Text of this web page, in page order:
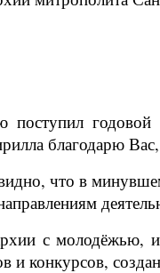
годовой
благодарю
что в
с молодёжью,
и конкурсов,